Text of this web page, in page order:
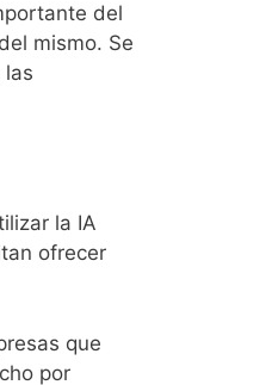
del
mismo. Se
las
la IA
ofrecer
que
por